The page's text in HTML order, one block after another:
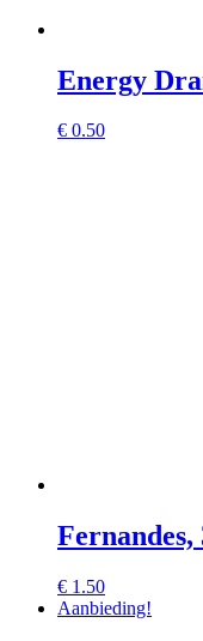
Energy
€ 0.50
Fernandes,
€ 1.50
Aanbieding!